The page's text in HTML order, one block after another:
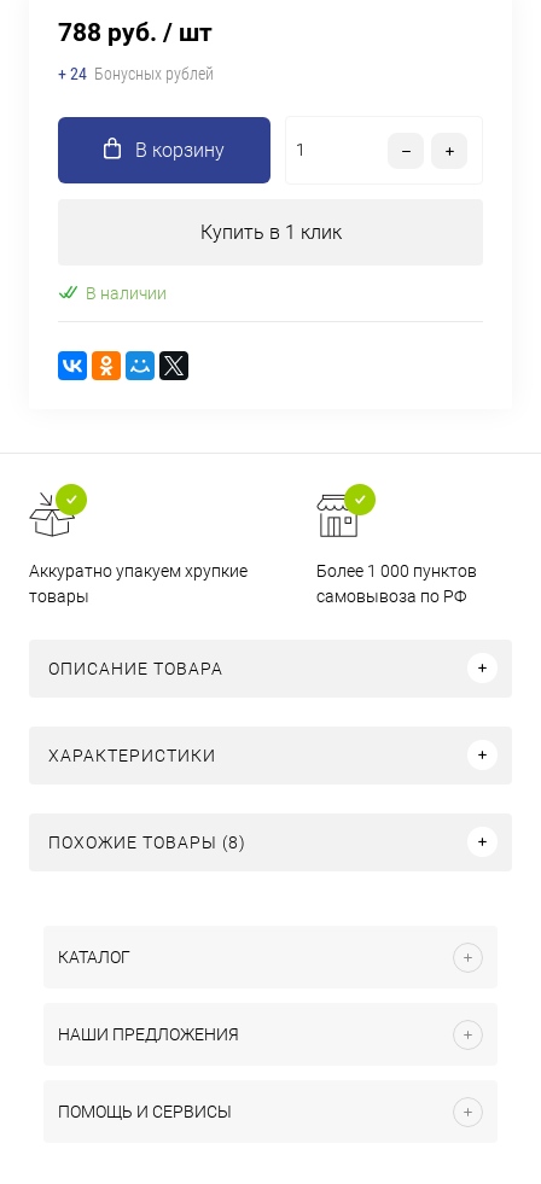
788 руб. / шт
+ 24 Бонусных рублей
В корзину
Купить в 1 клик
В наличии
Аккуратно упакуем хрупкие
товары
Более 1 000 пунктов
самовывоза по РФ
ОПИСАНИЕ ТОВАРА
ХАРАКТЕРИСТИКИ
ПОХОЖИЕ ТОВАРЫ (8)
КАТАЛОГ
НАШИ ПРЕДЛОЖЕНИЯ
ПОМОЩЬ И СЕРВИСЫ